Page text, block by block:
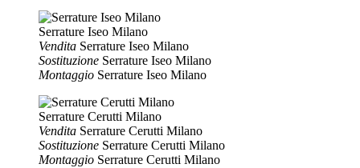
Serrature Iseo Milano
Vendita Serrature Iseo Milano
Sostituzione Serrature Iseo Milano
Montaggio Serrature Iseo Milano
Serrature Cerutti Milano
Vendita Serrature Cerutti Milano
Sostituzione Serrature Cerutti Milano
Montaggio Serrature Cerutti Milano